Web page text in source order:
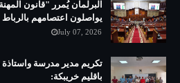
البرلمان يُمرر "قانون
يواصلون اعتصامهم بالرباط
July 07, 2026
تكريم مدير مدرسة
باقليم خريبكة: